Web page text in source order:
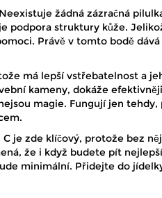
žádná zázračná
podpora struktury kůže.
Právě v tomto bodě dává
má lepší vstřebatelnost a
kameny, dokáže efektivněji
magie. Fungují jen tehdy,
je zde klíčový, protože bez
že i když budete pít nejlepší
minimální. Přidejte do